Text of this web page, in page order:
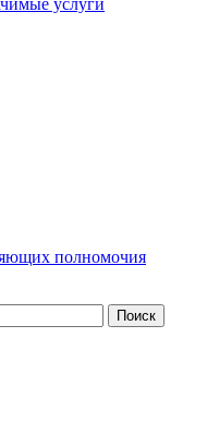
услуги
полномочия